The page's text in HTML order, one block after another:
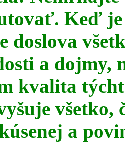
Keď je
doslova
a dojmy,
kvalita
všetko,
a